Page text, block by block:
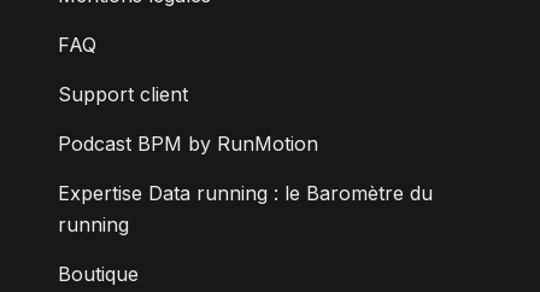
FAQ
Support client
Podcast BPM by RunMotion
Expertise Data running : le Baromètre du
running
Boutique